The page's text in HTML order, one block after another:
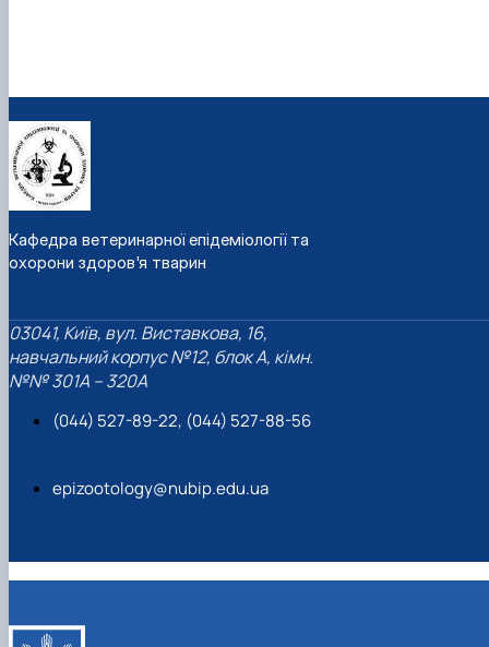
Кафедра ветеринарної епідеміології та
охорони здоров'я тварин
03041, Київ, вул. Виставкова, 16,
навчальний корпус №12, блок А, кімн.
№№ 301A – 320A
(044) 527-89-22, (044) 527-88-56
epizootology@nubip.edu.ua